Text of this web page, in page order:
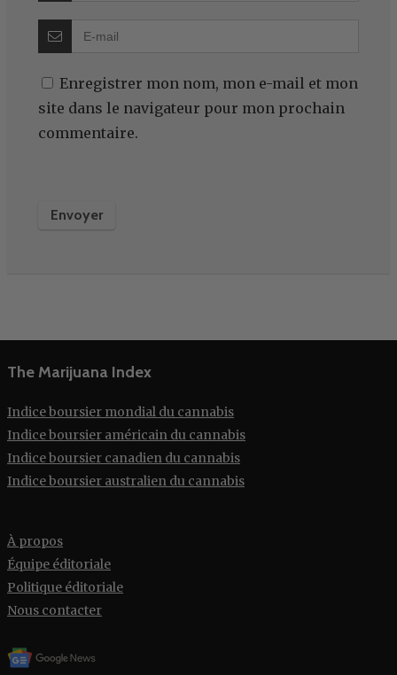
Enregistrer mon nom, mon e-mail et mon
site dans le navigateur pour mon prochain
commentaire.
The Marijuana Index
Indice boursier mondial du cannabis
Indice boursier américain du cannabis
Indice boursier canadien du cannabis
Indice boursier australien du cannabis
À propos
Équipe éditoriale
Politique éditoriale
Nous contacter